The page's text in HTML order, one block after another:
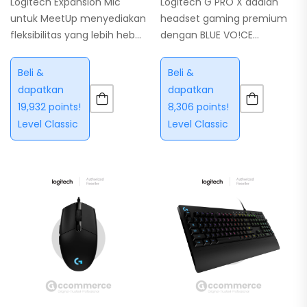
untuk MeetUp menyediakan
fleksibilitas yang lebih hebat
berkumpul. Mikrofon
beamforming
internal Meetup dioptimalkan
hingga 4 meter. Untuk
memperluas jangkauannya
Mikrofon.
Beli &
dapatkan
19,932 points!
Level Classic
headset gaming premium
dengan BLUE VO!CE
Headphone:X 2.0, dan driver
PRO-G 50 mm untuk
kualitas audio dan
komunikasi terbaik.
Beli &
dapatkan
8,306 points!
Level Classic